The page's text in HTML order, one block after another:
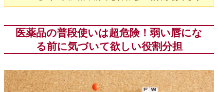
医薬品の普段使いは超危険！弱い唇にな
る前に気づいて欲しい役割分担